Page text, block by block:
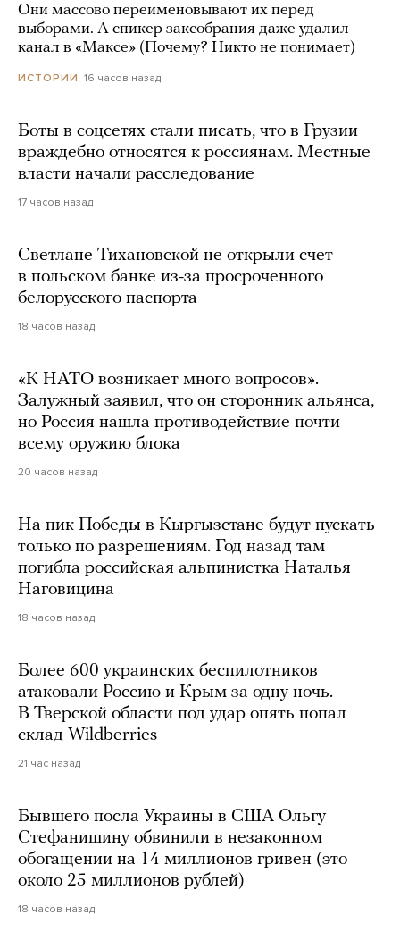
Они массово переименовывают их перед
выборами. А спикер заксобрания даже удалил
канал в «Максе» (Почему? Никто не понимает)
ИСТОРИИ 16 часов назад
Боты в соцсетях стали писать, что в Грузии
враждебно относятся к россиянам. Местные
власти начали расследование
17 часов назад
Светлане Тихановской не открыли счет
в польском банке из-за просроченного
белорусского паспорта
18 часов назад
«К НАТО возникает много вопросов».
Залужный заявил, что он сторонник альянса,
но Россия нашла противодействие почти
всему оружию блока
20 часов назад
На пик Победы в Кыргызстане будут пускать
только по разрешениям. Год назад там
погибла российская альпинистка Наталья
Наговицина
18 часов назад
Более 600 украинских беспилотников
атаковали Россию и Крым за одну ночь.
В Тверской области под удар опять попал
склад Wildberries
21 час назад
Бывшего посла Украины в США Ольгу
Стефанишину обвинили в незаконном
обогащении на 14 миллионов гривен (это
около 25 миллионов рублей)
18 часов назад